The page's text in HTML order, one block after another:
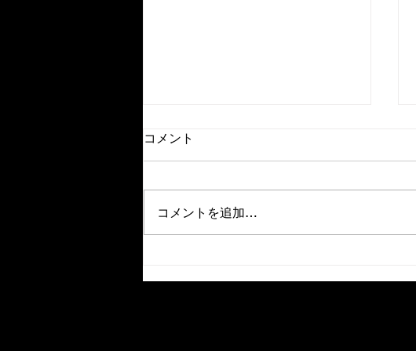
成長したいなら「安全地帯」
外にでよう】 家族や気の知れた
友人、慣れ親しんだ職場やよく行
くお店、知っている風景や音楽、
帯」で過ごすことに誰もが安心や
コメント
コメントを追加…